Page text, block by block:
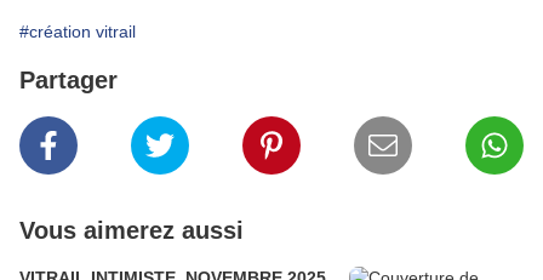
#création vitrail
Partager
Vous aimerez aussi